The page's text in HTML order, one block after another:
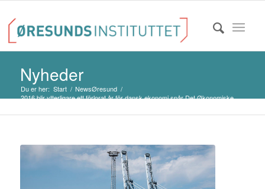
Nyheder
Du er her: Start / NewsØresund /
2016 blir ytterligare ett förlorat år för dansk ekonomi spår Det Økonomiske